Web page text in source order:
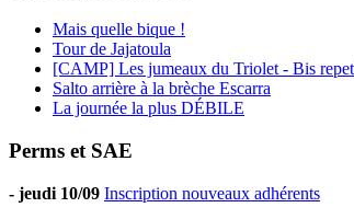
Mais quelle bique !
Tour de Jajatoula
[CAMP] Les jumeaux du Triolet - Bis
Salto arrière à la brèche Escarra
La journée la plus DÉBILE
Perms et SAE
- jeudi 10/09 Inscription nouveaux adhérents